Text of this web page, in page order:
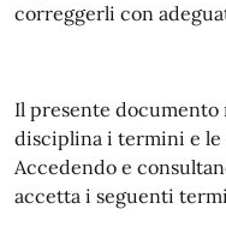
correggerli con
Il presente documento
disciplina i termini e le
Accedendo e
accetta i seguenti